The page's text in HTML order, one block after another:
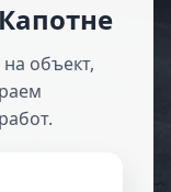
объект,